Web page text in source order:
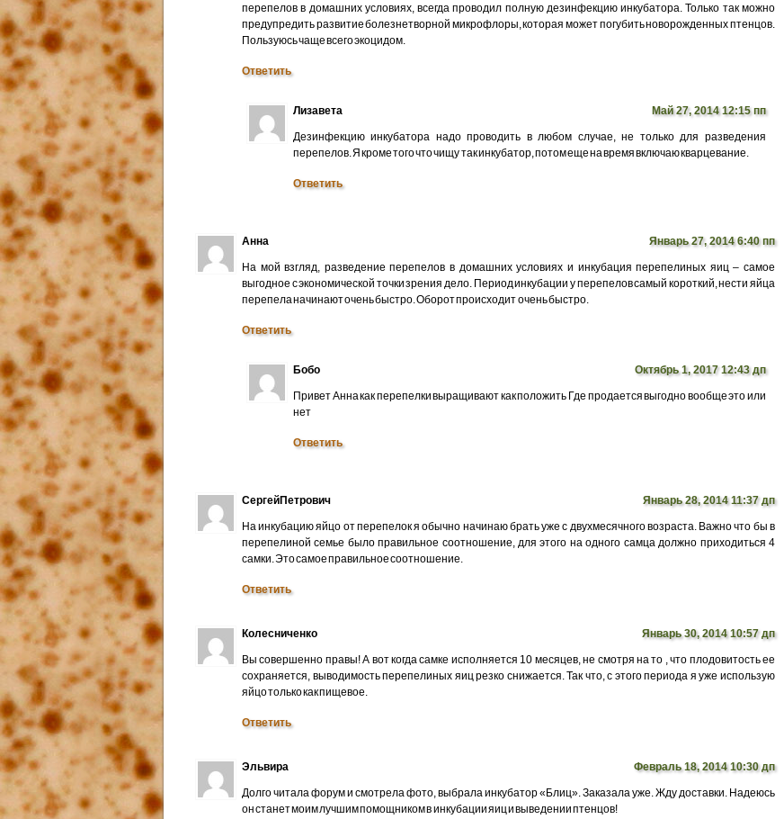
перепелов в домашних условиях, всегда проводил полную дезинфекцию инкубатора. Только так можно
предупредить развитие болезнетворной микрофлоры, которая может погубить новорожденных птенцов.
Пользуюсь чаще всего экоцидом.
Ответить
Лизавета Май 27, 2014 12:15 пп
Дезинфекцию инкубатора надо проводить в любом случае, не только для разведения
перепелов. Я кроме того что чищу так инкубатор, потом еще на время включаю кварцевание.
Ответить
Анна Январь 27, 2014 6:40 пп
На мой взгляд, разведение перепелов в домашних условиях и инкубация перепелиных яиц – самое
выгодное с экономической точки зрения дело. Период инкубации у перепелов самый короткий, нести яйца
перепела начинают очень быстро. Оборот происходит очень быстро.
Ответить
Бобо Октябрь 1, 2017 12:43 дп
Привет Анна как перепелки выращивают как положить Где продается выгодно вообще это или
нет
Ответить
СергейПетрович Январь 28, 2014 11:37 дп
На инкубацию яйцо от перепелок я обычно начинаю брать уже с двухмесячного возраста. Важно что бы в
перепелиной семье было правильное соотношение, для этого на одного самца должно приходиться 4
самки. Это самое правильное соотношение.
Ответить
Колесниченко Январь 30, 2014 10:57 дп
Вы совершенно правы! А вот когда самке исполняется 10 месяцев, не смотря на то , что плодовитость ее
сохраняется, выводимость перепелиных яиц резко снижается. Так что, с этого периода я уже использую
яйцо только как пищевое.
Ответить
Эльвира Февраль 18, 2014 10:30 дп
Долго читала форум и смотрела фото, выбрала инкубатор «Блиц». Заказала уже. Жду доставки. Надеюсь
он станет моим лучшим помощником в инкубации яиц и выведении птенцов!